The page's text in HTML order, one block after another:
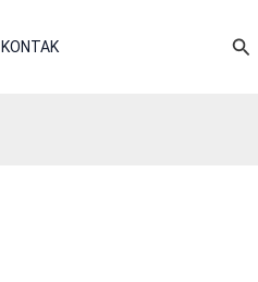
KONTAK Cari